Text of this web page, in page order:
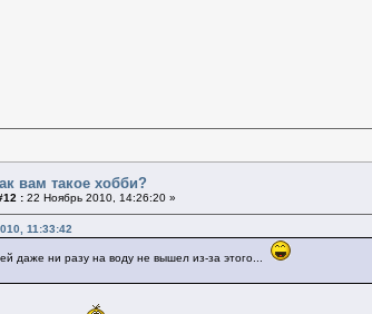
вам такое хобби?
: 22 Ноябрь 2010, 14:26:20 »
11:33:42
даже ни разу на воду не вышел из-за этого...